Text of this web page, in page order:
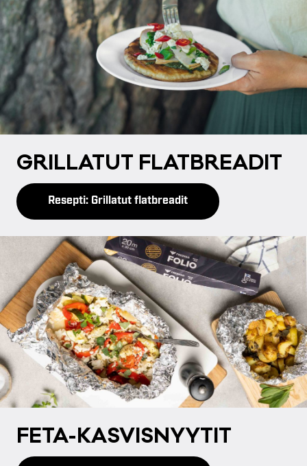
GRIL­LA­TUT FLATB­REA­DIT
Resepti: Grillatut flatbreadit
FE­TA-KAS­VIS­NYY­TIT